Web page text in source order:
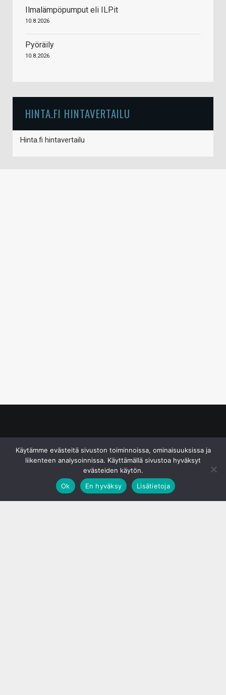
Ilmalämpöpumput eli ILPit
10.8.2026
Pyöräily
10.8.2026
HINTA.FI HINTAVERTAILU
Hinta.fi hintavertailu
Käytämme evästeitä sivuston toiminnoissa, ominaisuuksissa ja
liikenteen analysoinnissa. Käyttämällä sivustoa hyväksyt
evästeiden käytön.
Ok
En hyväksy Lisätietoja